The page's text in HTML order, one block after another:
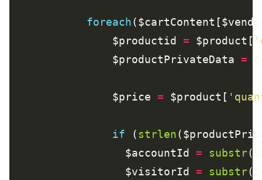
foreach
    		    $productid
= $product[
    		    $productPrivateData
=
    		    $price
= $product[
if (strlen
    			  $accountId
= substr
    			  $visitorId
= substr